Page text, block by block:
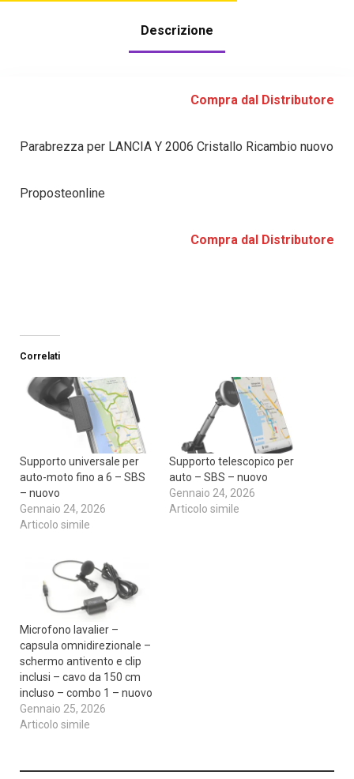
Descrizione
Compra dal Distributore
Parabrezza per LANCIA Y 2006 Cristallo Ricambio nuovo
Proposteonline
Compra dal Distributore
Correlati
Supporto universale per
auto-moto fino a 6 – SBS
– nuovo
Gennaio 24, 2026
Articolo simile
Supporto telescopico per
auto – SBS – nuovo
Gennaio 24, 2026
Articolo simile
Microfono lavalier –
capsula omnidirezionale –
schermo antivento e clip
inclusi – cavo da 150 cm
incluso – combo 1 – nuovo
Gennaio 25, 2026
Articolo simile